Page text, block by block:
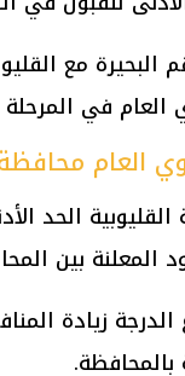
البحيرة مع
العام في المرحلة
العام محافظة
المعلنة بين
زيادة
بالمحافظة.